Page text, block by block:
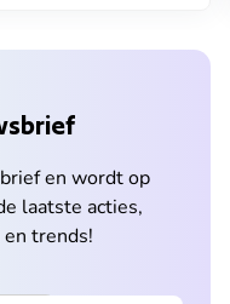
en wordt op
laatste acties,
trends!